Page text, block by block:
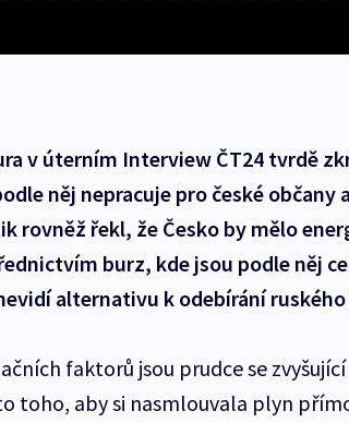
v úterním Interview ČT24 tvrdě
něj nepracuje pro české občany
rovněž řekl, že Česko by mělo
burz, kde jsou podle něj
alternativu k odebírání
faktorů jsou prudce se
toho, aby si nasmlouvala plyn